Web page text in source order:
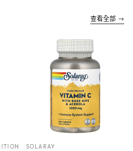
查看全部 →
SOLARAY